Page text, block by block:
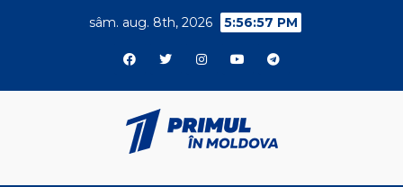
sâm. aug. 8th, 2026 5:56:57 PM